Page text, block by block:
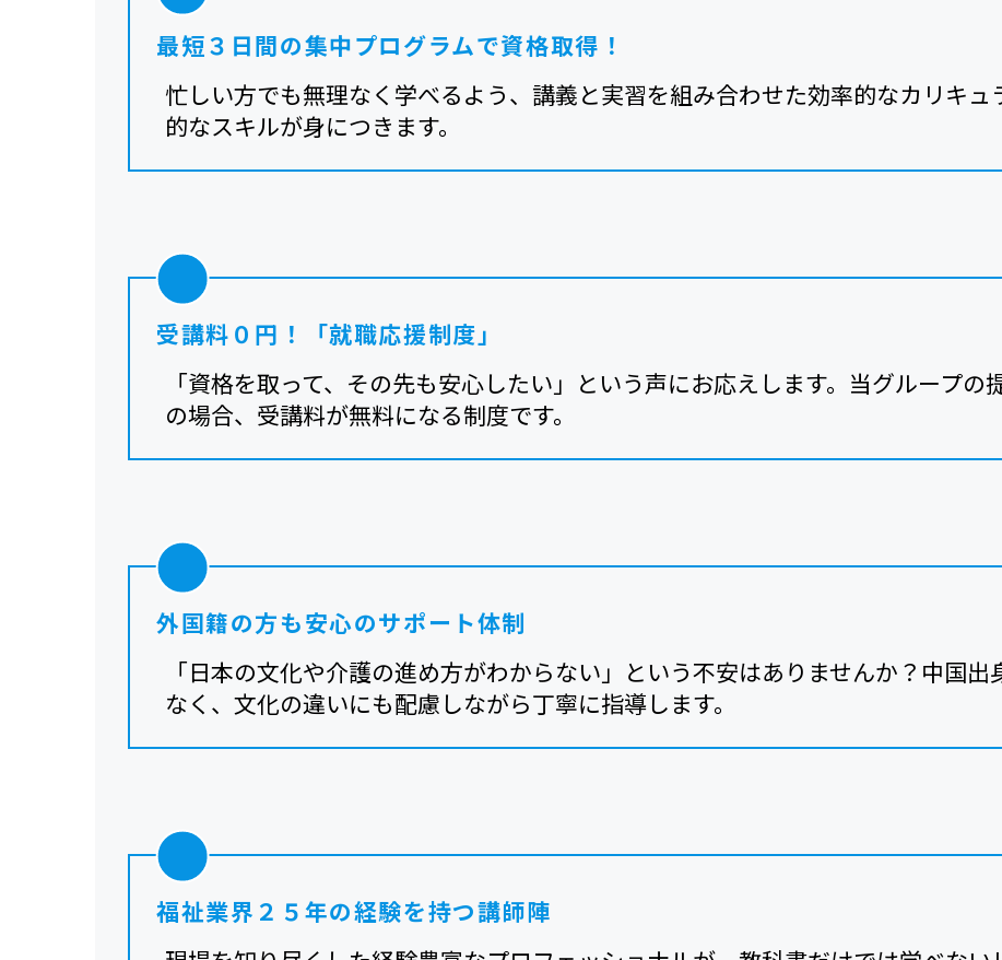
最短３日間の集中プログラムで資格取得！
忙しい方でも無理なく学べるよう、講義と実習を組み合わせた効率的なカリキ
的なスキルが身につきます。
受講料０円！「就職応援制度」
「資格を取って、その先も安心したい」という声にお応えします。当グループ
の場合、受講料が無料になる制度です。
外国籍の方も安心のサポート体制
「日本の文化や介護の進め方がわからない」という不安はありませんか？中国
なく、文化の違いにも配慮しながら丁寧に指導します。
福祉業界２５年の経験を持つ講師陣